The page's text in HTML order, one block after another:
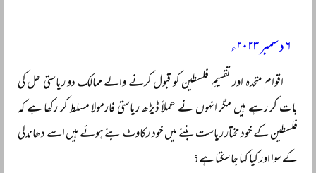
۶ دسمبر ۲۰۲۳ء
اقوام متحدہ اور تقسیمِ فلسطین کو قبول کرنے والے ممالک دو ریاستی حل کی
بات کر رہے ہیں مگر انہوں نے عملاً ڈیڑھ ریاستی فارمولا مسلط کر رکھا ہے کہ
فلسطین کے خود مختار ریاست بننے میں خود رکاوٹ بنے ہوئے ہیں اسے دھاندلی
کے سوا اور کیا کہا جا سکتا ہے؟